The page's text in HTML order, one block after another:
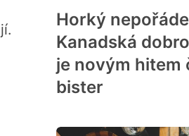
Horký
Kanadská
je novým hitem
bister